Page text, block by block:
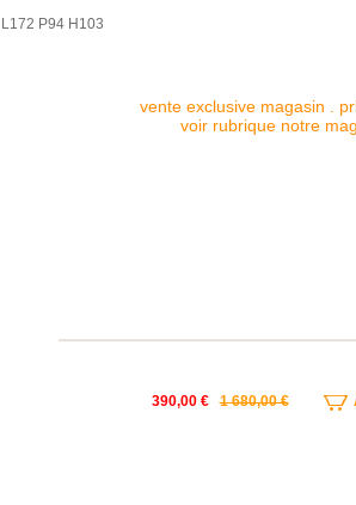
L172 P94 H103
vente exclusive magasin .
voir rubrique notre
390,00 € 1 680,00 €